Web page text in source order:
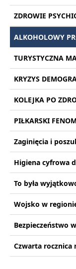
ZDROWIE
ALKOHOLOWY
TURYSTYCZNA
KRYZYS
KOLEJKA PO
PIŁKARSKI
Zaginięcia i
Higiena cyfrowa
To była
Wojsko w
Bezpieczeństwo
Czwarta rocznica